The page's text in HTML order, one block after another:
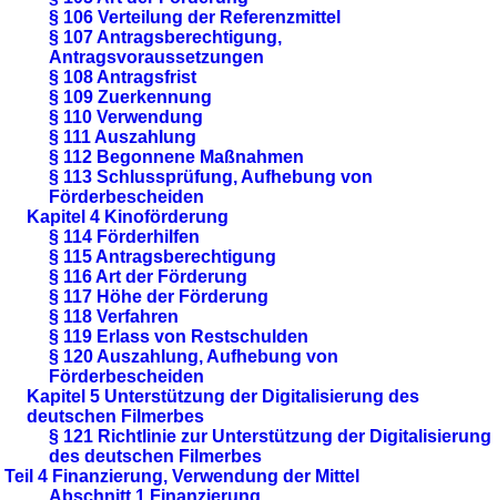
§ 106 Verteilung der Referenzmittel
§ 107 Antragsberechtigung,
Antragsvoraussetzungen
§ 108 Antragsfrist
§ 109 Zuerkennung
§ 110 Verwendung
§ 111 Auszahlung
§ 112 Begonnene Maßnahmen
§ 113 Schlussprüfung, Aufhebung von
Förderbescheiden
Kapitel 4 Kinoförderung
§ 114 Förderhilfen
§ 115 Antragsberechtigung
§ 116 Art der Förderung
§ 117 Höhe der Förderung
§ 118 Verfahren
§ 119 Erlass von Restschulden
§ 120 Auszahlung, Aufhebung von
Förderbescheiden
Kapitel 5 Unterstützung der Digitalisierung des
deutschen Filmerbes
§ 121 Richtlinie zur Unterstützung der Digitalisierung
des deutschen Filmerbes
Teil 4 Finanzierung, Verwendung der Mittel
Abschnitt 1 Finanzierung